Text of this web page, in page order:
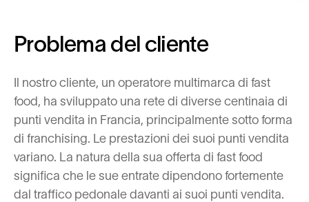
Problema del cliente
Il nostro cliente, un operatore multimarca di fast
food, ha sviluppato una rete di diverse centinaia di
punti vendita in Francia, principalmente sotto forma
di franchising. Le prestazioni dei suoi punti vendita
variano. La natura della sua offerta di fast food
significa che le sue entrate dipendono fortemente
dal traffico pedonale davanti ai suoi punti vendita.